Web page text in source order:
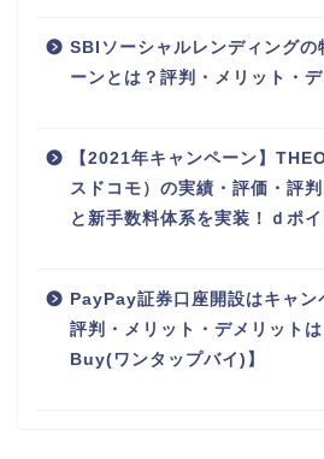
SBIソーシャルレンディングの
ーンとは？評判・メリット・
【2021年キャンペーン】
スドコモ）の実績・評価・評
と新手数料体系を実装！ｄポ
PayPay証券口座開設はキャン
評判・メリット・デメリット
Buy(ワンタップバイ)】